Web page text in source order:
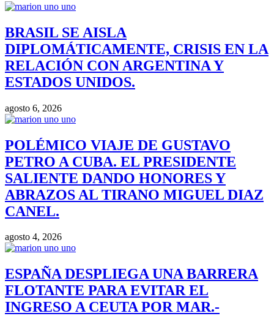
BRASIL SE AISLA
DIPLOMÁTICAMENTE, CRISIS EN LA
RELACIÓN CON ARGENTINA Y
ESTADOS UNIDOS.
agosto 6, 2026
POLÉMICO VIAJE DE GUSTAVO
PETRO A CUBA. EL PRESIDENTE
SALIENTE DANDO HONORES Y
ABRAZOS AL TIRANO MIGUEL DIAZ
CANEL.
agosto 4, 2026
ESPAÑA DESPLIEGA UNA BARRERA
FLOTANTE PARA EVITAR EL
INGRESO A CEUTA POR MAR.-